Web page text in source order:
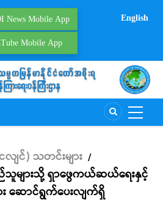
News Mobile App
Mobile App
English
ျင်) သတင်းများ /
သူများသို့ ရှာဖွေကယ်ဆယ်ရေးနှင့်
း ဆောင်ရွက်ပေးလျက်ရှိ